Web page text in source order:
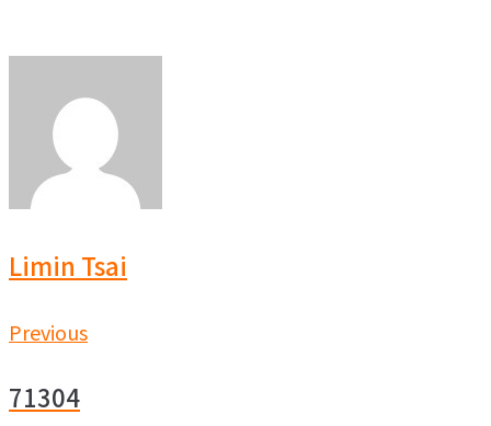
Limin Tsai
文
導
Previous
Previous
71304